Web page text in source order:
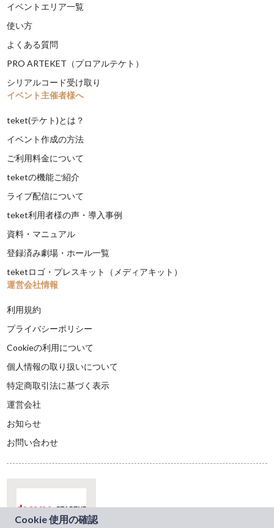
イベントエリア一覧
使い方
よくある質問
PRO ARTEKET（プロアルテケト）
シリアルコード受け取り
イベント主催者様へ
teket(テケト)とは？
イベント作成の方法
ご利用料金について
teketの機能ご紹介
ライブ配信について
teket利用者様の声・導入事例
資料・マニュアル
登録済み劇場・ホール一覧
teketロゴ・プレスキット（メディアキット）
運営会社情報
利用規約
プライバシーポリシー
Cookieの利用について
個人情報の取り扱いについて
特定商取引法に基づく表示
運営会社
お知らせ
お問い合わせ